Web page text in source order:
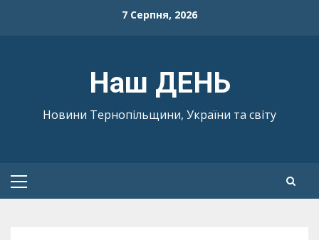
7 Серпня, 2026
Наш ДЕНЬ
Новини Тернопільщини, України та світу
Primary